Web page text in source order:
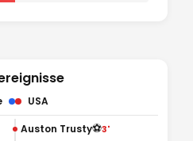
USA
Auston Trusty⚽3'